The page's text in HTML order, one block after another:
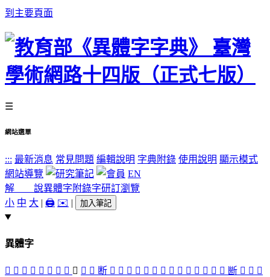
到主要頁面
☰
網站選單
::: 最新消息 常見問題 編輯說明 字典附錄 使用說明 顯示模式
網站導覽
EN
解 說異體字 附錄字研訂瀏覽
小 中 大 | 🖨️ ✉️ | 加入筆記
異體字
󰞎 𠝅 𠜷 𠸿 󲢇 󲢈 󰬎 󲢅 󴶶 󲡾 󲡿 断 󲡽 󲢗 󲢐 𣂣 󲢉 𣂢 𣂱 󲢆 󲢖 󲢁 󲢒 𣂸 󲢌 󲢔 㫁 󲢀 󲡺 󲢋